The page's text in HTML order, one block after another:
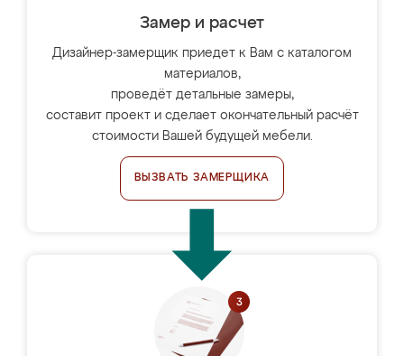
Замер и расчет
Дизайнер-замерщик приедет к Вам с каталогом
материалов,
проведёт детальные замеры,
составит проект и сделает окончательный расчёт
стоимости Вашей будущей мебели.
ВЫЗВАТЬ ЗАМЕРЩИКА